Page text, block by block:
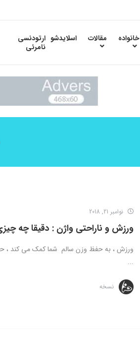
خانواده مقالات اسلایدشو ارتودنسی
نامرئی
نوامبر 21, 2018
ورزش و ناراحتی واژن : دقیقا چه
ورزش ، به حفظ وزن سالم شما کمک می کند ،
...
نسخه